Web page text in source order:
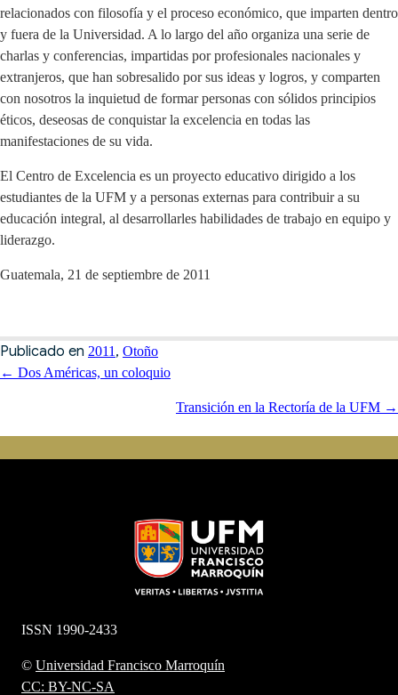
relacionados con filosofía y el proceso económico, que imparten dentro
y fuera de la Universidad. A lo largo del año organiza una serie de
charlas y conferencias, impartidas por profesionales nacionales y
extranjeros, que han sobresalido por sus ideas y logros, y comparten
con nosotros la inquietud de formar personas con sólidos principios
éticos, deseosas de conquistar la excelencia en todas las
manifestaciones de su vida.
El Centro de Excelencia es un proyecto educativo dirigido a los
estudiantes de la UFM y a personas externas para contribuir a su
educación integral, al desarrollarles habilidades de trabajo en equipo y
liderazgo.
Guatemala, 21 de septiembre de 2011
Publicado en 2011 , Otoño
Posts
← Dos Américas, un coloquio
Transición en la Rectoría de la UFM →
ISSN 1990-2433
© Universidad Francisco Marroquín
CC: BY-NC-SA